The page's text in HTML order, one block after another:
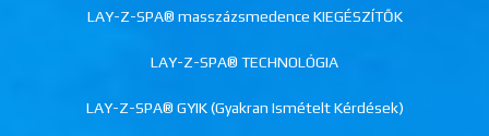
LAY-Z-SPA® masszázsmedence KIEGÉSZÍTŐK
LAY-Z-SPA® TECHNOLÓGIA
LAY-Z-SPA® GYIK (Gyakran Ismételt Kérdések)